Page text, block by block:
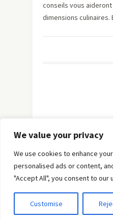
We value your privacy
We use cookies to enhance
personalised ads or content,
"Accept All", you consent to our
Customise
conseils vous
dimensions culinaires.
© Copyright 2019 -Solo Pine
Designed & Developed by